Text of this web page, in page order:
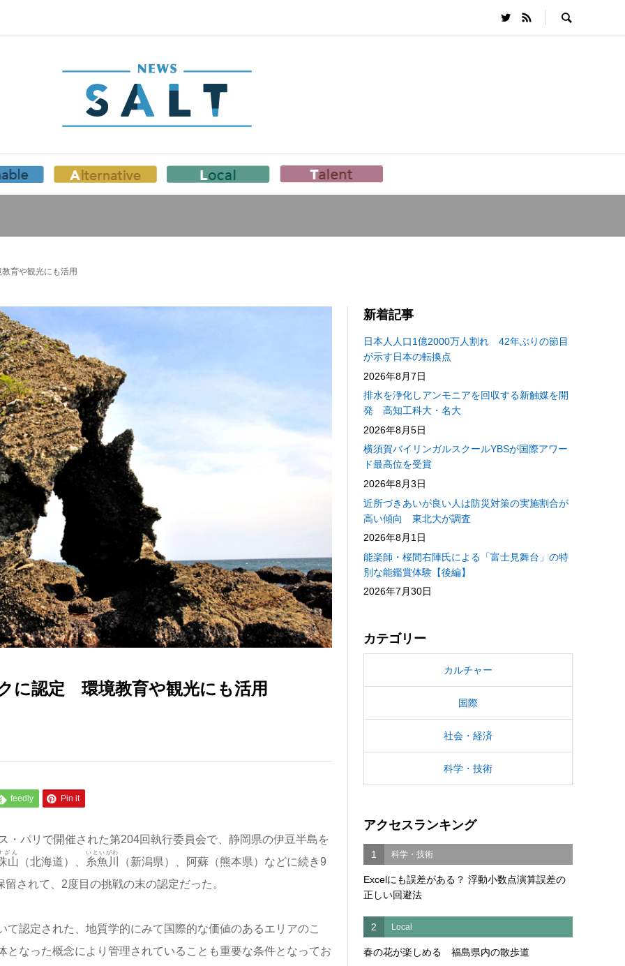
育や観光にも活用
に認定 環境教育や観光にも活用
feedly Pin it
パリで開催された第204回執行委員会で、静岡県の伊豆半島を
山
ざん
（北海道）、 糸魚川
いといがわ
（新潟県）、阿蘇（熊本県）などに続き9
されて、2度目の挑戦の末の認定だった。
認定された、地質学的にみて国際的な価値のあるエリアのこ
なった概念により管理されていることも重要な条件となってお
新着記事
日本人人口1億2000万人割れ 42年ぶりの節目
が示す日本の転換点
2026年8月7日
排水を浄化しアンモニアを回収する新触媒を開
発 高知工科大・名大
2026年8月5日
横須賀バイリンガルスクールYBSが国際アワー
ド最高位を受賞
2026年8月3日
近所づきあいが良い人は防災対策の実施割合が
高い傾向 東北大が調査
2026年8月1日
能楽師・桜間右陣氏による「富士見舞台」の特
別な能鑑賞体験【後編】
2026年7月30日
カテゴリー
カルチャー
国際
社会・経済
科学・技術
アクセスランキング
1 科学・技術
Excelにも誤差がある？ 浮動小数点演算誤差の
正しい回避法
2 Local
春の花が楽しめる 福島県内の散歩道